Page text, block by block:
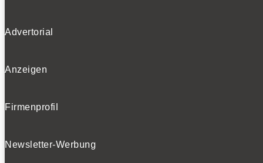
Advertorial
Anzeigen
Firmenprofil
Newsletter-Werbung